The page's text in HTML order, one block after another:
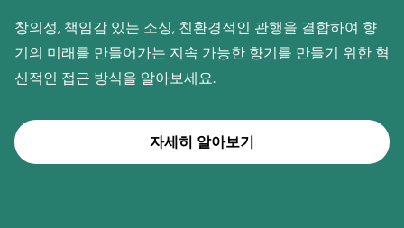
창의성, 책임감 있는 소싱, 친환경적인 관행을 결합하여 향
기의 미래를 만들어가는 지속 가능한 향기를 만들기 위한 혁
신적인 접근 방식을 알아보세요.
자세히 알아보기